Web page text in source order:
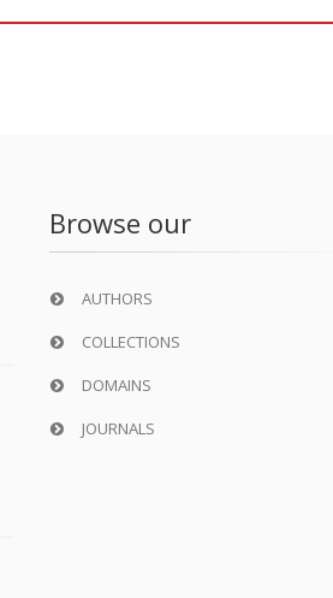
Browse our
AUTHORS
COLLECTIONS
DOMAINS
JOURNALS